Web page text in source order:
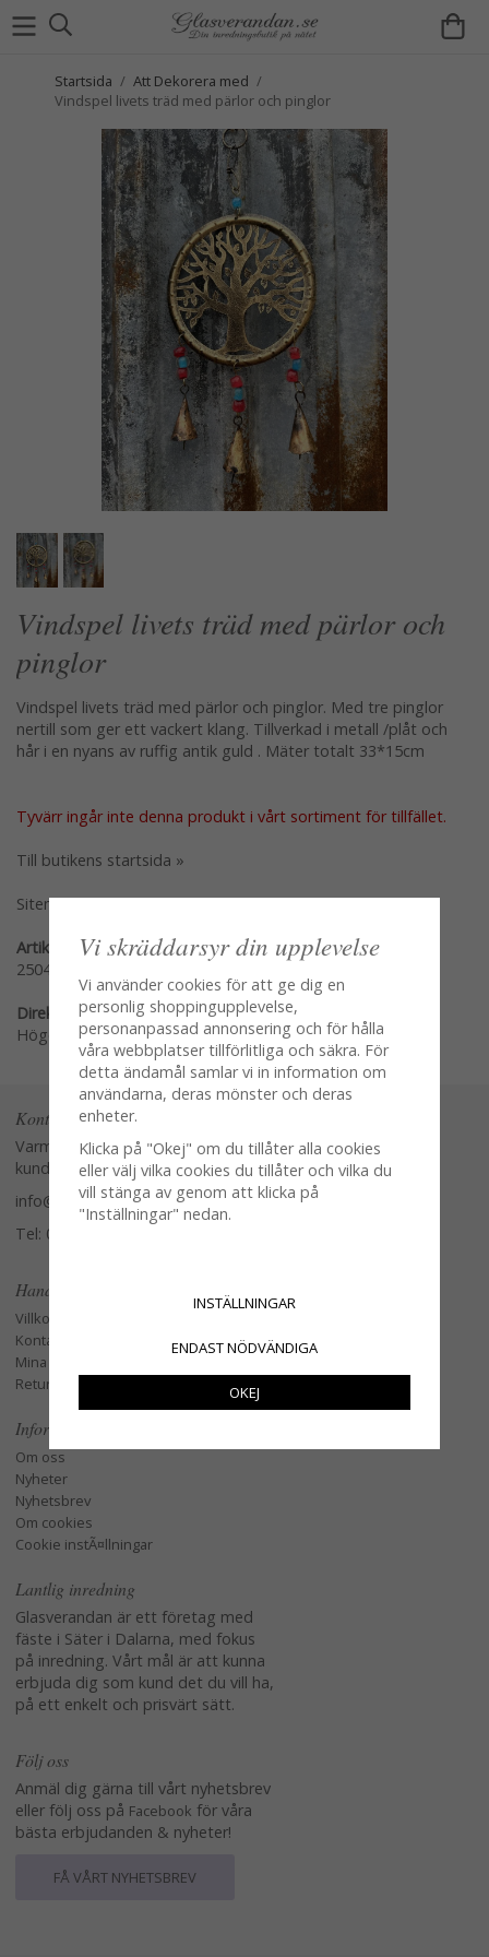
Startsida / Att Dekorera med /
Vindspel livets träd med pärlor och pinglor
Vindspel livets träd med pärlor och
pinglor
Vindspel livets träd med pärlor och pinglor. Med tre pinglor
nertill som ger ett vackert klang. Tillverkad i metall /plåt och
hår i en nyans av ruffig antik guld . Mäter totalt 33*15cm
Tyvärr ingår inte denna produkt i vårt sortiment för tillfället.
Till butikens startsida »
Sitemap »
Artikelnummer:
250412
Direktlänk:
Högerklicka och kopiera adressen
Kontakta oss
Varmt välkommen att kontakta vår
kundtjänst.
info@glasverandan.se
Tel: 079-3495968
Handla
Villkor
Kontakta oss
Mina favoriter
Retur och Reklamation
Information
Om oss
Nyheter
Nyhetsbrev
Om cookies
Cookie instÃ¤llningar
Lantlig inredning
Glasverandan är ett företag med
fäste i Säter i Dalarna, med fokus
på inredning. Vårt mål är att kunna
erbjuda dig som kund det du vill ha,
på ett enkelt och prisvärt sätt.
Följ oss
Anmäl dig gärna till vårt nyhetsbrev
eller följ oss på Facebook för våra
bästa erbjudanden & nyheter!
FÅ VÅRT NYHETSBREV
Vi skräddarsyr din upplevelse
Vi använder cookies för att ge dig en
personlig shoppingupplevelse,
personanpassad annonsering och för hålla
våra webbplatser tillförlitliga och säkra. För
detta ändamål samlar vi in information om
användarna, deras mönster och deras
enheter.
Klicka på "Okej" om du tillåter alla cookies
eller välj vilka cookies du tillåter och vilka du
vill stänga av genom att klicka på
"Inställningar" nedan.
INSTÄLLNINGAR
ENDAST NÖDVÄNDIGA
OKEJ